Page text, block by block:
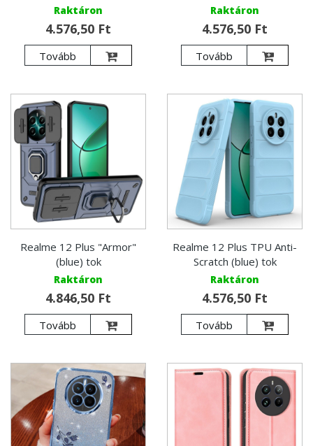
Raktáron
4.576,50 Ft
Tovább
Raktáron
4.576,50 Ft
Tovább
Realme 12 Plus "Armor"
(blue) tok
Raktáron
4.846,50 Ft
Tovább
Realme 12 Plus TPU Anti-
Scratch (blue) tok
Raktáron
4.576,50 Ft
Tovább